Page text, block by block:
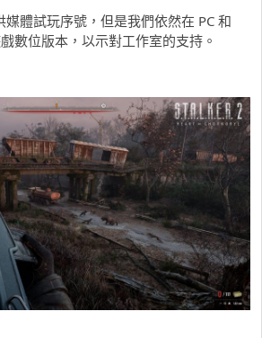
體試玩序號，但是我們依然在 PC 和
數位版本，以示對工作室的支持。